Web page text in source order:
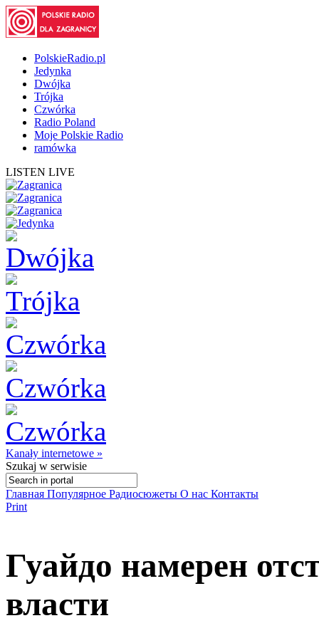
PolskieRadio.pl
Jedynka
Dwójka
Trójka
Czwórka
Radio Poland
Moje Polskie Radio
ramówka
LISTEN LIVE
Kanały internetowe »
Szukaj w serwisie
Главная Популярное Радиосюжеты О нас Контакты
Print
Гуайдо намерен
власти